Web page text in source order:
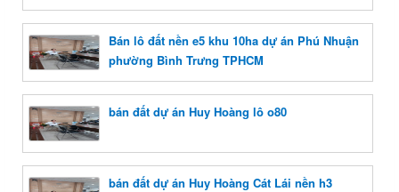
Bán lô đất nền e5 khu 10ha dự án Phú Nhuận
phường Bình Trưng TPHCM
bán đất dự án Huy Hoàng lô o80
bán đất dự án Huy Hoàng Cát Lái nền h3